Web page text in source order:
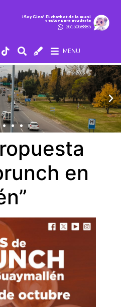
iSoy Gina! El chatbot de la muni
y estoy para ayudarte
2615068885
MENU
en